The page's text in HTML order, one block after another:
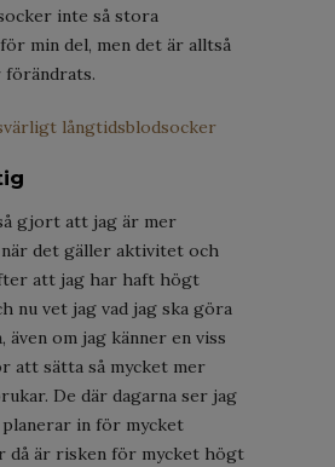
inte så stora
min del, men det är alltså
förändrats.
långtidsblodsocker
gjort att jag är mer
det gäller aktivitet och
att jag har haft högt
nu vet jag vad jag ska göra
även om jag känner en viss
att sätta så mycket mer
De där dagarna ser jag
in för mycket
då är risken för mycket högt